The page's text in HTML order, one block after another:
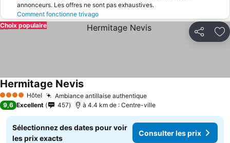
annonceurs. Les offres ne sont pas exhaustives.
Comment fonctionne trivago
Partager
Choix populaire
4 Étoiles Hôtel Ambiance antillaise authentique
Hermitage Nevis
9,6 Excellent 457 à 4.4 km de : Centre-ville
Sélectionnez des dates pour voir
les prix exacts
Consulter les prix